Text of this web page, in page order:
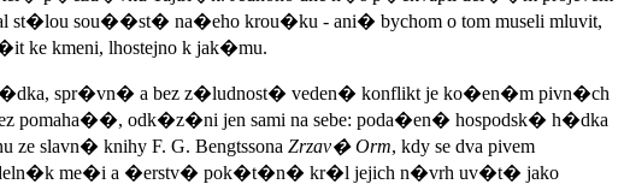
sou��st� na�eho krou�ku - ani� bychom o tom museli mluvit,
ke kmeni, lhostejno k jak�mu.
spr�vn� a bez z�ludnost� veden� konflikt je ko�en�m pivn�ch
odk�z�ni jen sami na sebe: poda�en� hospodsk� h�dka
slavn� knihy F. G. Bengtssona Zrzav� Orm, kdy se dva pivem
me�i a �erstv� pok�t�n� kr�l jejich n�vrh uv�t� jako